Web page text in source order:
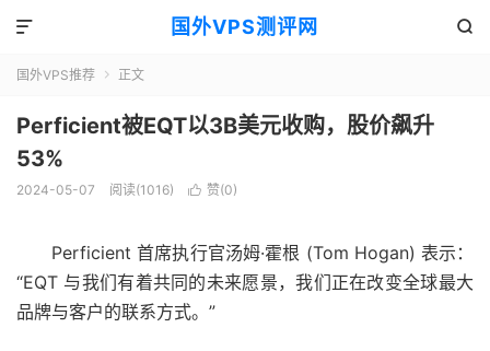
国外VPS测评网 

国外VPS推荐  正文
Perficient被EQT以3B美元收购，股价飙升
53%
2024-05-07 阅读(1016)  赞(0)
Perficient 首席执行官汤姆·霍根 (Tom Hogan) 表示：
“EQT 与我们有着共同的未来愿景，我们正在改变全球最大
品牌与客户的联系方式。”